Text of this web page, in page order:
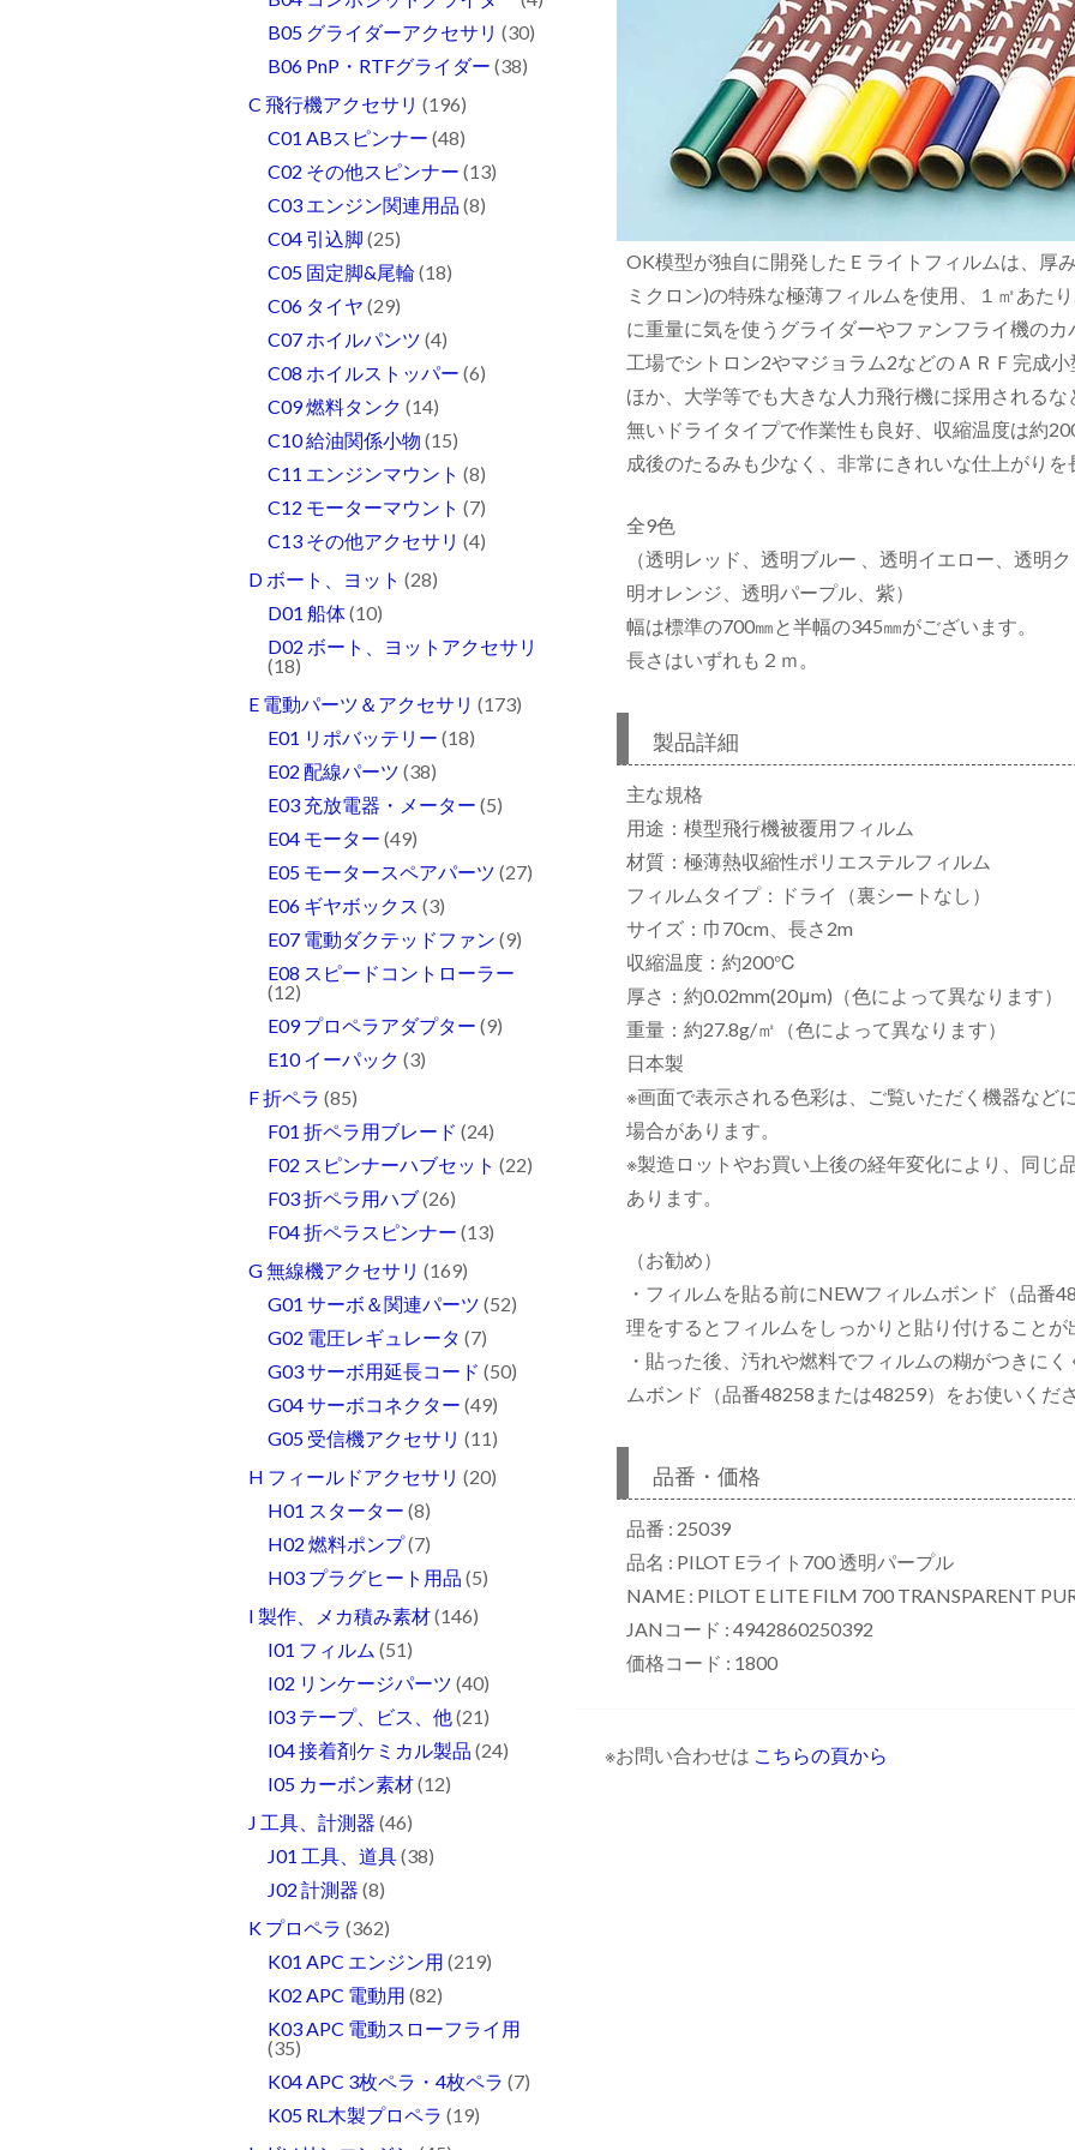
OK模型が独自に開発したＥライトフィルムは、厚
ミクロン)の特殊な極薄フィルムを使用、１㎡あた
に重量に気を使うグライダーやファンフライ機の
工場でシトロン2やマジョラム2などのＡＲＦ完成
ほか、大学等でも大きな人力飛行機に採用される
無いドライタイプで作業性も良好、収縮温度は約
成後のたるみも少なく、非常にきれいな仕上がりを
全9色
（透明レッド、透明ブルー 、透明イエロー、透明
明オレンジ、透明パープル、紫）
幅は標準の700㎜と半幅の345㎜がございます。
長さはいずれも２ｍ。
製品詳細
主な規格
用途：模型飛行機被覆用フィルム
材質：極薄熱収縮性ポリエステルフィルム
フィルムタイプ：ドライ（裏シートなし）
サイズ：巾70cm、長さ2m
収縮温度：約200℃
厚さ：約0.02mm(20μm)（色によって異なります）
重量：約27.8g/㎡（色によって異なります）
日本製
※画面で表示される色彩は、ご覧いただく機器など
場合があります。
※製造ロットやお買い上後の経年変化により、同じ
あります。
（お勧め）
・フィルムを貼る前にNEWフィルムボンド（品番
理をするとフィルムをしっかりと貼り付けることが
・貼った後、汚れや燃料でフィルムの糊がつきに
ムボンド（品番48258または48259）をお使いくださ
品番・価格
品番 : 25039
品名 : PILOT Eライト700 透明パープル
NAME : PILOT E LITE FILM 700 TRANSPARENT
JANコード : 4942860250392
価格コード : 1800
※お問い合わせは こちらの頁から
B05 グライダーアクセサリ (30)
B06 PnP・RTFグライダー (38)
C 飛行機アクセサリ (196)
C01 ABスピンナー (48)
C02 その他スピンナー (13)
C03 エンジン関連用品 (8)
C04 引込脚 (25)
C05 固定脚&尾輪(18)
C06 タイヤ (29)
C07 ホイルパンツ (4)
C08 ホイルストッパー (6)
C09 燃料タンク (14)
C10 給油関係小物 (15)
C11 エンジンマウント (8)
C12 モーターマウント (7)
C13 その他アクセサリ (4)
D ボート、ヨット (28)
D01 船体(10)
D02 ボート、ヨットアクセサリ
(18)
E 電動パーツ＆アクセサリ (173)
E01 リポバッテリー (18)
E02 配線パーツ (38)
E03 充放電器・メーター (5)
E04 モーター (49)
E05 モータースペアパーツ (27)
E06 ギヤボックス (3)
E07 電動ダクテッドファン (9)
E08 スピードコントローラー
(12)
E09 プロペラアダプター (9)
E10 イーパック (3)
F 折ペラ (85)
F01 折ペラ用ブレード (24)
F02 スピンナーハブセット (22)
F03 折ペラ用ハブ(26)
F04 折ペラスピンナー (13)
G 無線機アクセサリ (169)
G01 サーボ＆関連パーツ (52)
G02 電圧レギュレータ (7)
G03 サーボ用延長コード (50)
G04 サーボコネクター (49)
G05 受信機アクセサリ (11)
H フィールドアクセサリ (20)
H01 スターター (8)
H02 燃料ポンプ(7)
H03 プラグヒート用品 (5)
I 製作、メカ積み素材(146)
I01 フィルム (51)
I02 リンケージパーツ (40)
I03 テープ、ビス、他(21)
I04 接着剤ケミカル製品 (24)
I05 カーボン素材(12)
J 工具、計測器 (46)
J01 工具、道具(38)
J02 計測器 (8)
K プロペラ (362)
K01 APC エンジン用 (219)
K02 APC 電動用 (82)
K03 APC 電動スローフライ用
(35)
K04 APC 3枚ペラ・4枚ペラ (7)
K05 RL木製プロペラ (19)